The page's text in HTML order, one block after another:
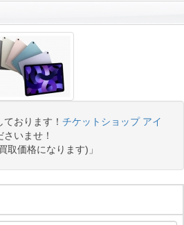
おります！ チケットショップ アイ
いませ！
取価格になります)」